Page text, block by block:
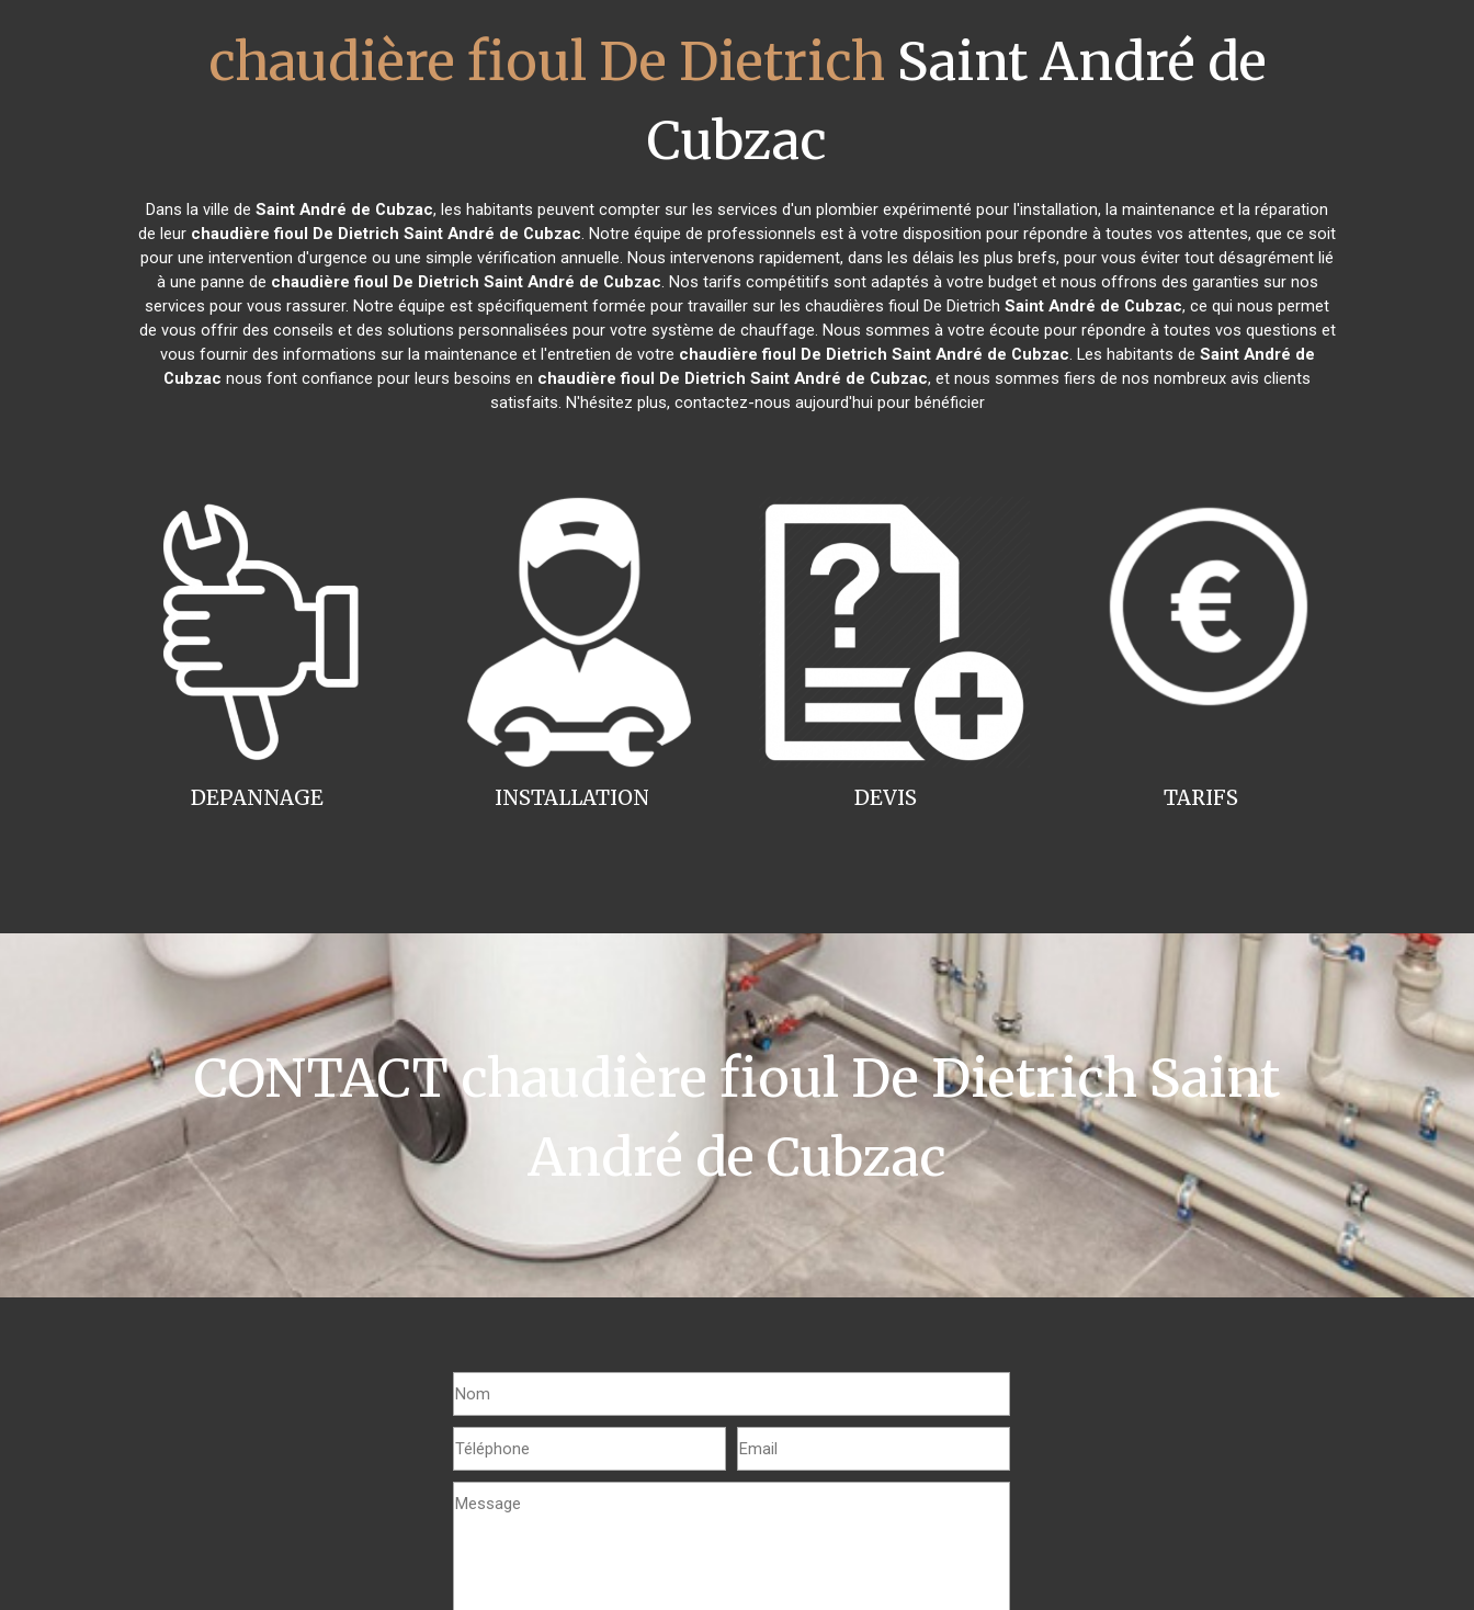
chaudière fioul De Dietrich Saint André de
Cubzac
Dans la ville de Saint André de Cubzac, les habitants peuvent compter sur les services d'un plombier expérimenté pour l'installation, la maintenance et la réparation
de leur chaudière fioul De Dietrich Saint André de Cubzac. Notre équipe de professionnels est à votre disposition pour répondre à toutes vos attentes, que ce soit
pour une intervention d'urgence ou une simple vérification annuelle. Nous intervenons rapidement, dans les délais les plus brefs, pour vous éviter tout désagrément lié
à une panne de chaudière fioul De Dietrich Saint André de Cubzac. Nos tarifs compétitifs sont adaptés à votre budget et nous offrons des garanties sur nos
services pour vous rassurer. Notre équipe est spécifiquement formée pour travailler sur les chaudières fioul De Dietrich Saint André de Cubzac, ce qui nous permet
de vous offrir des conseils et des solutions personnalisées pour votre système de chauffage. Nous sommes à votre écoute pour répondre à toutes vos questions et
vous fournir des informations sur la maintenance et l'entretien de votre chaudière fioul De Dietrich Saint André de Cubzac. Les habitants de Saint André de
Cubzac nous font confiance pour leurs besoins en chaudière fioul De Dietrich Saint André de Cubzac, et nous sommes fiers de nos nombreux avis clients
satisfaits. N'hésitez plus, contactez-nous aujourd'hui pour bénéficier
INSTALLATION
DEPANNAGE TARIFS
DEVIS
CONTACT chaudière fioul De Dietrich Saint
André de Cubzac